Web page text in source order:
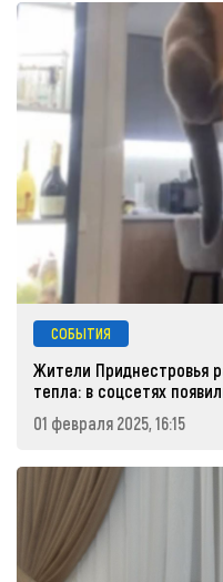
СОБЫТИЯ
Жители Приднестровья
тепла: в соцсетях
01 февраля 2025, 16:15